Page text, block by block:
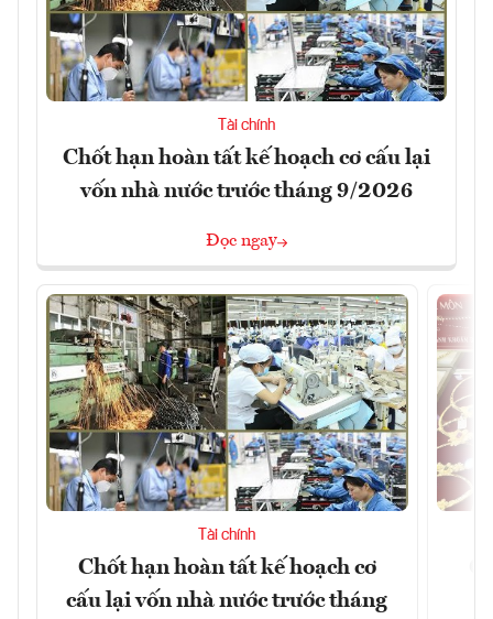
Tài chính
Chốt hạn hoàn tất kế hoạch cơ cấu lại
vốn nhà nước trước tháng 9/2026
Đọc ngay
Tài chính
Chốt hạn hoàn tất kế hoạch cơ
cấu lại vốn nhà nước trước tháng